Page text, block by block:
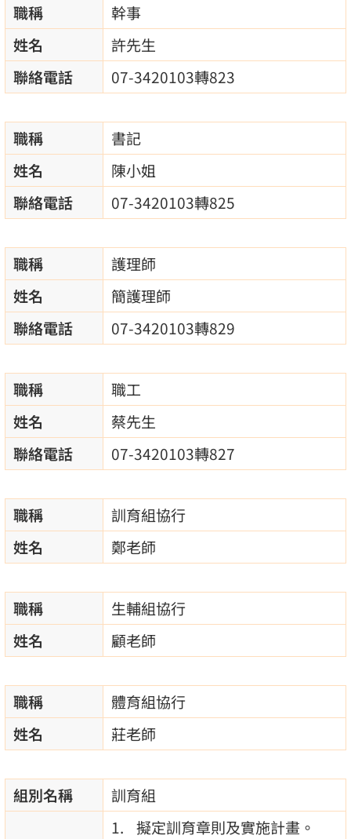
職稱
幹事
姓名
許先生
聯絡電話
07-3420103轉823
職稱
書記
姓名
陳小姐
聯絡電話
07-3420103轉825
職稱
護理師
姓名
簡護理師
聯絡電話
07-3420103轉829
職稱
職工
姓名
蔡先生
聯絡電話
07-3420103轉827
職稱
訓育組協行
姓名
鄭老師
職稱
生輔組協行
姓名
顧老師
職稱
體育組協行
姓名
莊老師
組別名稱 訓育組
擬定訓育章則及實施計畫。